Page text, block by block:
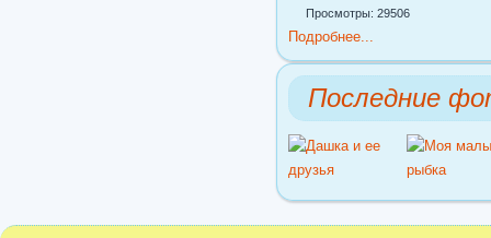
Просмотры: 29506
Подробнее...
Последние